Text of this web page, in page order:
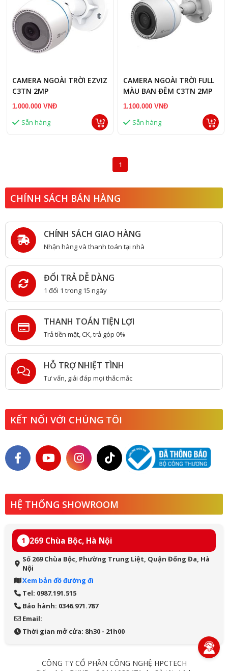
CAMERA NGOÀI TRỜI EZVIZ
C3TN 2MP
1.000.000 VNĐ
Sẵn hàng
CAMERA NGOÀI TRỜI FULL
MÀU BAN ĐÊM C3TN 2MP
1.100.000 VNĐ
Sẵn hàng
1
CHÍNH SÁCH BÁN HÀNG
CHÍNH SÁCH GIAO HÀNG
Nhận hàng và thanh toán tại nhà
ĐỔI TRẢ DỄ DÀNG
1 đổi 1 trong 15 ngày
THANH TOÁN TIỆN LỢI
Trả tiền mặt, CK, trả góp 0%
HỖ TRỢ NHIỆT TÌNH
Tư vấn, giải đáp mọi thắc mắc
KẾT NỐI VỚI CHÚNG TÔI
HỆ THỐNG SHOWROOM
1 269 Chùa Bộc, Hà Nội
Số 269 Chùa Bộc, Phường Trung Liệt, Quận Đống Đa, Hà
Nội
Xem bản đồ đường đi
Tel: 0987.191.515
Bảo hành: 0346.971.787
Email:
Thời gian mở cửa: 8h30 - 21h00
CÔNG TY CỔ PHẦN CÔNG NGHỆ HPCTECH